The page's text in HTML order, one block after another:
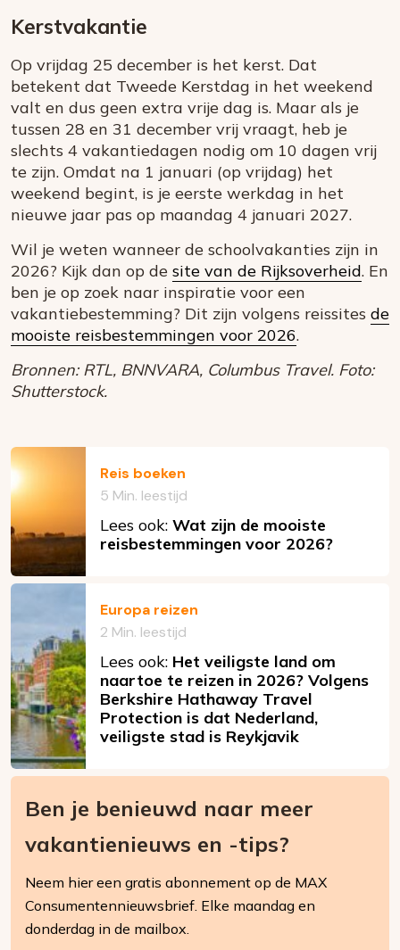
Kerstvakantie
Op vrijdag 25 december is het kerst. Dat
betekent dat Tweede Kerstdag in het weekend
valt en dus geen extra vrije dag is. Maar als je
tussen 28 en 31 december vrij vraagt, heb je
slechts 4 vakantiedagen nodig om 10 dagen vrij
te zijn. Omdat na 1 januari (op vrijdag) het
weekend begint, is je eerste werkdag in het
nieuwe jaar pas op maandag 4 januari 2027.
Wil je weten wanneer de schoolvakanties zijn in
2026? Kijk dan op de site van de Rijksoverheid. En
ben je op zoek naar inspiratie voor een
vakantiebestemming? Dit zijn volgens reissites de
mooiste reisbestemmingen voor 2026.
Bronnen: RTL, BNNVARA, Columbus Travel. Foto:
Shutterstock.
Reis boeken
5 Min. leestijd
Lees ook: Wat zijn de mooiste
reisbestemmingen voor 2026?
Europa reizen
2 Min. leestijd
Lees ook: Het veiligste land om
naartoe te reizen in 2026? Volgens
Berkshire Hathaway Travel
Protection is dat Nederland,
veiligste stad is Reykjavik
Ben je benieuwd naar meer
vakantienieuws en -tips?
Neem hier een gratis abonnement op de MAX
Consumentennieuwsbrief. Elke maandag en
donderdag in de mailbox.